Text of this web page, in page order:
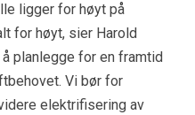
ligger for høyt på
for høyt, sier Harold
planlegge for en framtid
Vi bør for
elektrifisering av